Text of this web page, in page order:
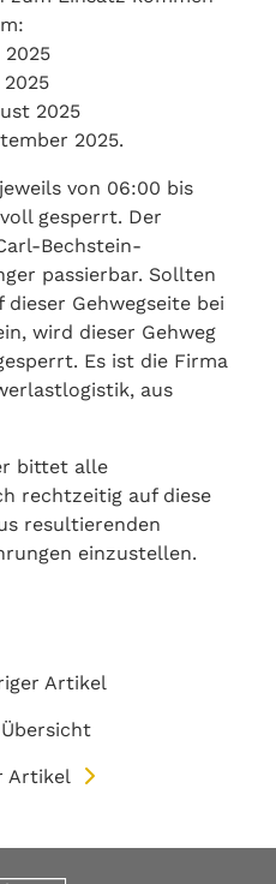
2025
2025
2025.
von 06:00 bis
gesperrt. Der
Bechstein-
passierbar. Sollten
Gehwegseite bei
wird dieser Gehweg
Es ist die Firma
aus
bittet alle
rechtzeitig auf diese
resultierenden
einzustellen.
Artikel
Artikel